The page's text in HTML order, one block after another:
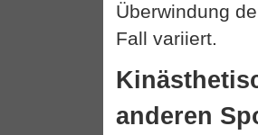
Überwindung
Fall variiert.
anderen